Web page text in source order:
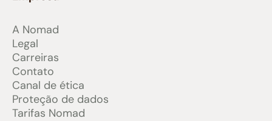
A Nomad
Legal
Carreiras
Contato
Canal de ética
Proteção de dados
Tarifas Nomad